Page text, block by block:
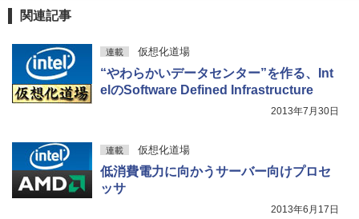
関連記事
連載 仮想化道場
“やわらかいデータセンター”を作る、Int
elのSoftware Defined Infrastructure
2013年7月30日
連載 仮想化道場
低消費電力に向かうサーバー向けプロセ
ッサ
2013年6月17日